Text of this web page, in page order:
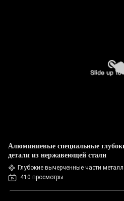
Алюминиевые специальные
детали из нержавеющей стали
Глубокие вычерченные части
410 просмотры